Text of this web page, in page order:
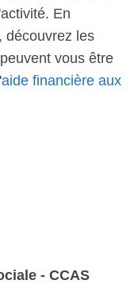
En
découvrez les
vous être
aide financière aux
- CCAS